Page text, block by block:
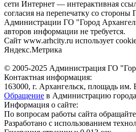
сети Интернет — интерактивная
согласия на перепечатку со
Администрации ГО "Город
авторов информации не требуется.
Сайт www.arhcity.ru использует
Яндекс.Метрика
© 2005-2025 Администрация ГО
Контактная информация:
163000, г. Архангельск, площадь
Обращение в Администрацию
Информация о сайте:
По вопросам работы сайта
Разработано с использованием